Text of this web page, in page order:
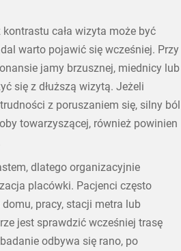
cała wizyta może być
warto pojawić się wcześniej. Przy
jamy brzusznej, miednicy lub
się z dłuższą wizytą. Jeżeli
z poruszaniem się, silny ból
towarzyszącej, również powinien
dlatego organizacyjnie
placówki. Pacjenci często
pracy, stacji metra lub
jest sprawdzić wcześniej trasę
odbywa się rano, po